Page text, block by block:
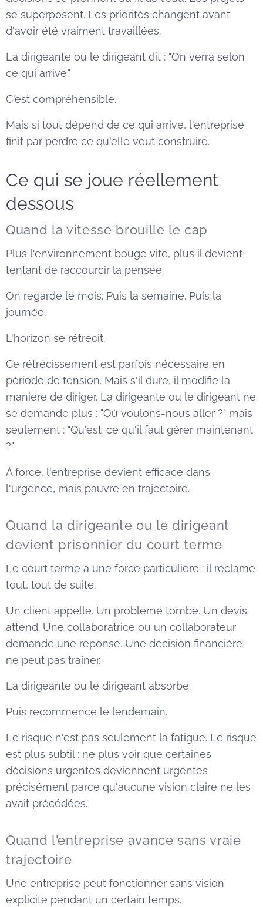
se superposent. Les priorités changent avant
d'avoir été vraiment travaillées.
La dirigeante ou le dirigeant dit : "On verra selon
ce qui arrive."
C'est compréhensible.
Mais si tout dépend de ce qui arrive, l'entreprise
finit par perdre ce qu'elle veut construire.
Ce qui se joue réellement
dessous
Quand la vitesse brouille le cap
Plus l'environnement bouge vite, plus il devient
tentant de raccourcir la pensée.
On regarde le mois. Puis la semaine. Puis la
journée.
L'horizon se rétrécit.
Ce rétrécissement est parfois nécessaire en
période de tension. Mais s'il dure, il modifie la
manière de diriger. La dirigeante ou le dirigeant ne
se demande plus : "Où voulons-nous aller ?" mais
seulement : "Qu'est-ce qu'il faut gérer maintenant
?"
À force, l'entreprise devient efficace dans
l'urgence, mais pauvre en trajectoire.
Quand la dirigeante ou le dirigeant
devient prisonnier du court terme
Le court terme a une force particulière : il réclame
tout, tout de suite.
Un client appelle. Un problème tombe. Un devis
attend. Une collaboratrice ou un collaborateur
demande une réponse. Une décision financière
ne peut pas traîner.
La dirigeante ou le dirigeant absorbe.
Puis recommence le lendemain.
Le risque n'est pas seulement la fatigue. Le risque
est plus subtil : ne plus voir que certaines
décisions urgentes deviennent urgentes
précisément parce qu'aucune vision claire ne les
avait précédées.
Quand l'entreprise avance sans vraie
trajectoire
Une entreprise peut fonctionner sans vision
explicite pendant un certain temps.